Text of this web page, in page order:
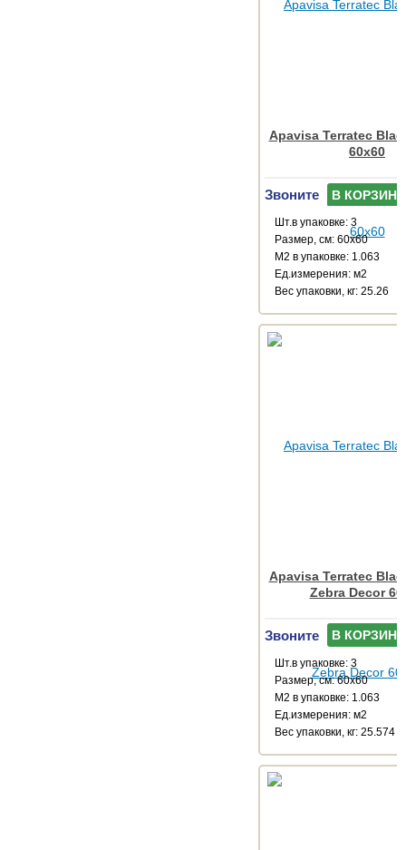
Apavisa Terratec
60x60
Звоните В КОРЗИНУ
Шт.в упаковке: 3
Размер, см: 60x60
М2 в упаковке: 1.063
Ед.измерения: м2
Веc упаковки, кг: 25.26
Apavisa Terratec
Zebra Decor
Звоните В КОРЗИНУ
Шт.в упаковке: 3
Размер, см: 60x60
М2 в упаковке: 1.063
Ед.измерения: м2
Веc упаковки, кг: 25.574